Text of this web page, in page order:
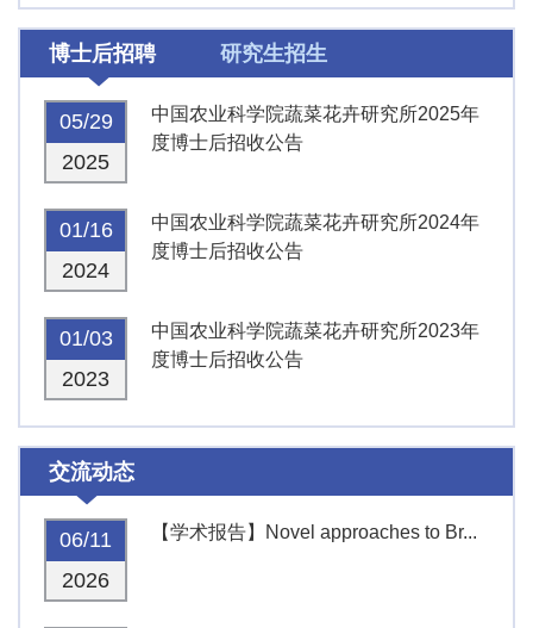
博士后招聘 研究生招生
05/29
2025
中国农业科学院蔬菜花卉研究所2025年
度博士后招收公告
01/16
2024
中国农业科学院蔬菜花卉研究所2024年
度博士后招收公告
01/03
2023
中国农业科学院蔬菜花卉研究所2023年
度博士后招收公告
交流动态
06/11
2026
【学术报告】Novel approaches to Br...